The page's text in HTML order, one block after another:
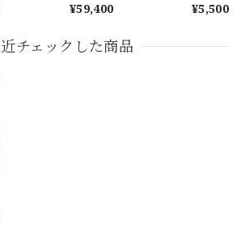
¥59,400 ¥5,500
チェックした商品